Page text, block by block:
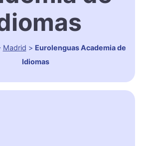
Madrid > Eurolenguas Academia de
Idiomas